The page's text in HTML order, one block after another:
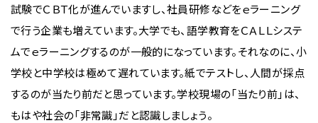
試験でＣＢＴ化が進んでいますし、社員研修などをｅラーニング
で行う企業も増えています。大学でも、語学教育をＣＡＬＬシステ
ムでｅラーニングするのが一般的になっています。それなのに、小
学校と中学校は極めて遅れています。紙でテストし、人間が採点
するのが当たり前だと思っています。学校現場の「当たり前」は、
もはや社会の「非常識」だと認識しましょう。